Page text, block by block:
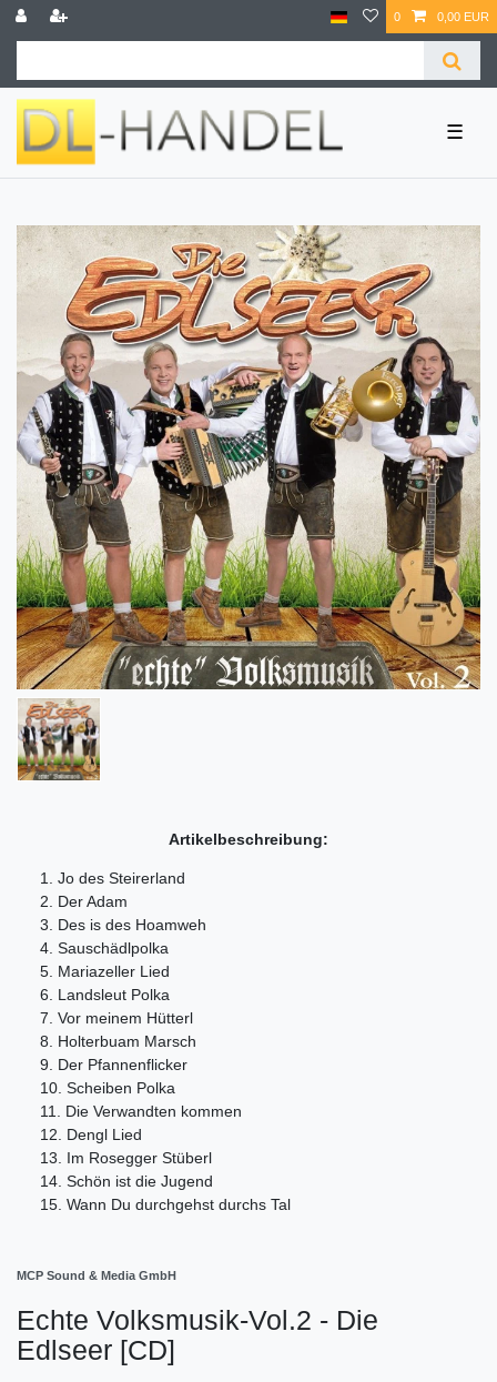
0 0,00 EUR
☰
Artikelbeschreibung:
1. Jo des Steirerland
2. Der Adam
3. Des is des Hoamweh
4. Sauschädlpolka
5. Mariazeller Lied
6. Landsleut Polka
7. Vor meinem Hütterl
8. Holterbuam Marsch
9. Der Pfannenflicker
10. Scheiben Polka
11. Die Verwandten kommen
12. Dengl Lied
13. Im Rosegger Stüberl
14. Schön ist die Jugend
15. Wann Du durchgehst durchs Tal
MCP Sound & Media GmbH
Echte Volksmusik-Vol.2 - Die
Edlseer [CD]